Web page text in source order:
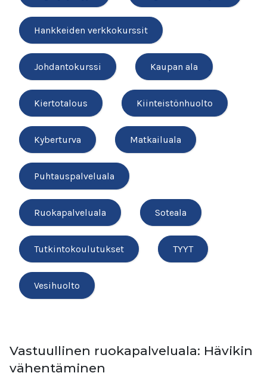
Hankkeiden verkkokurssit
Johdantokurssi Kaupan ala
Kiertotalous Kiinteistönhuolto
Kyberturva Matkailuala
Puhtauspalveluala
Ruokapalveluala Soteala
Tutkintokoulutukset TYYT
Vesihuolto
Vastuullinen ruokapalveluala: Hävikin
vähentäminen